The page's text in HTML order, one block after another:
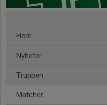
Hem
Nyheter
Truppen
Matcher